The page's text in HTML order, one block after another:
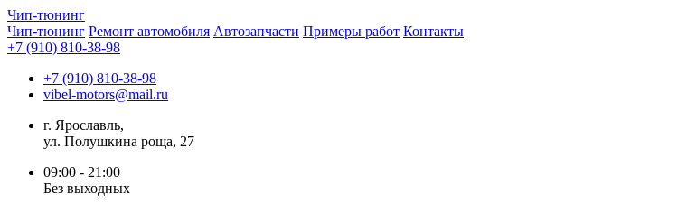
Чип-тюнинг
Чип-тюнинг Ремонт автомобиля Автозапчасти Примеры работ Контакты
+7 (910) 810-38-98
+7 (910) 810-38-98
vibel-motors@mail.ru
г. Ярославль,
ул. Полушкина роща, 27
09:00 - 21:00
Без выходных